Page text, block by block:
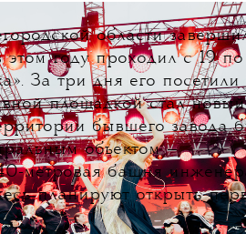
области
этом году проходил с 19
За три дня его посетили
площадкой стал
бывшего завода
объектом —
метровая башня
планируют открыть